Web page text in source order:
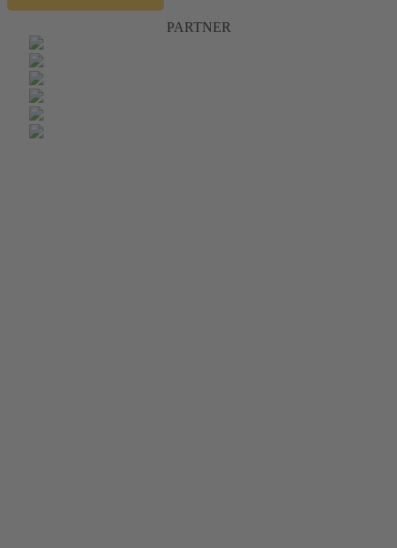
PARTNER